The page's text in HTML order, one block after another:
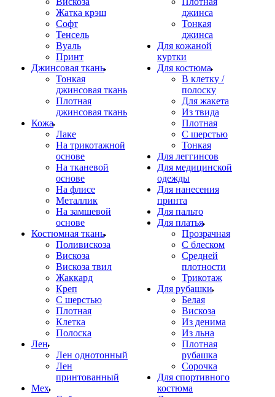
Жатка крэш
Софт
Тенсель
Вуаль
Принт
Джинсовая ткань
Тонкая
джинсовая ткань
Плотная
джинсовая ткань
Кожа
Лаке
На трикотажной
основе
На тканевой
основе
На флисе
Металлик
На замшевой
основе
Костюмная ткань
Поливискоза
Вискоза
Вискоза твил
Жаккард
Креп
С шерстью
Плотная
Клетка
Полоска
Лен
Лен однотонный
Лен
принтованный
Мех
джинса
Тонкая
джинса
Для кожаной
куртки
Для костюма
В клетку /
полоску
Для жакета
Из твида
Плотная
С шерстью
Тонкая
Для леггинсов
Для медицинской
одежды
Для нанесения
принта
Для пальто
Для платья
Прозрачная
С блеском
Средней
плотности
Трикотаж
Для рубашки
Белая
Вискоза
Из денима
Из льна
Плотная
рубашка
Сорочка
Для спортивного
костюма